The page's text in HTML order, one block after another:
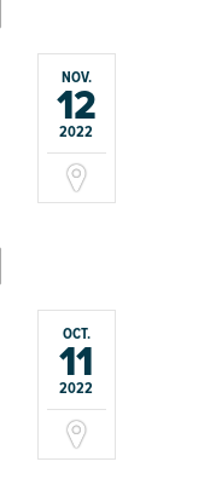
NOV.
12
2022
OCT.
11
2022